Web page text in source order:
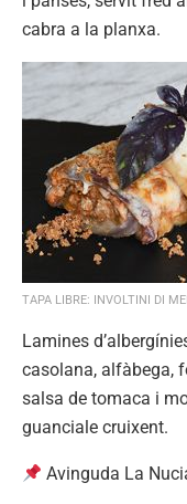
cabra a la planxa.
TAPA LIBRE: INVOLTINI DI
Lamines
casolana, alfàbega,
salsa de tomaca i
guanciale cruixent.
Avinguda La